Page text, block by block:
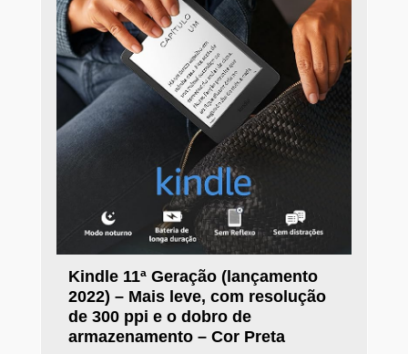
Kindle 11ª Geração (lançamento
2022) – Mais leve, com resolução
de 300 ppi e o dobro de
armazenamento – Cor Preta